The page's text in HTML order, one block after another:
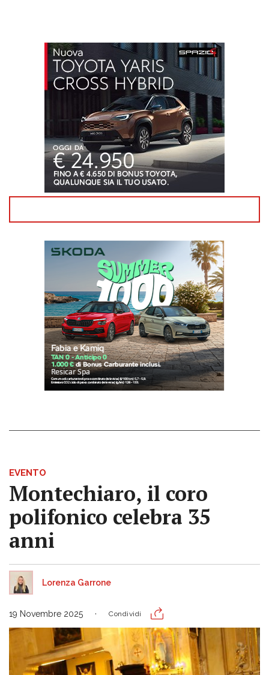
EVENTO
Montechiaro, il coro
polifonico celebra 35
anni
Lorenza Garrone
19 Novembre 2025 Condividi